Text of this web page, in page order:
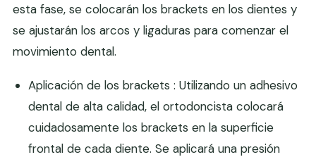
esta fase, se colocarán los brackets en los dientes y
se ajustarán los arcos y ligaduras para comenzar el
movimiento dental.
Aplicación de los brackets : Utilizando un adhesivo
dental de alta calidad, el ortodoncista colocará
cuidadosamente los brackets en la superficie
frontal de cada diente. Se aplicará una presión